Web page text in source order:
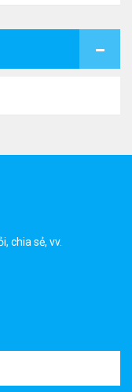
chia sẻ, vv.